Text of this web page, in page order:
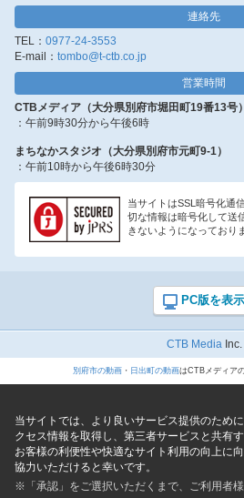
連絡先
TEL： 0977-24-3553
E-mail： tombo@t-ctb.co.jp
営業時間
CTBメディア（大分県別府市堀田町19番13号）
：午前9時30分から午後6時
まちなかスタジオ（大分県別府市元町9-1）
：午前10時から午後6時30分
当サイトはSSL暗号化通
切な情報は暗号化して送
きないようになっており
CTB MediaInc.
別府市の動画・ 日出町の動画はCTBメディア
当サイトでは、より良いサービス提供のために
クセス情報を取得し、第三者サービスと共有す
お客様の利便性や快適なサイト利用の向上に
協力いただけると幸いです。
※「承認」をご選択いただくまで、ご利用者様